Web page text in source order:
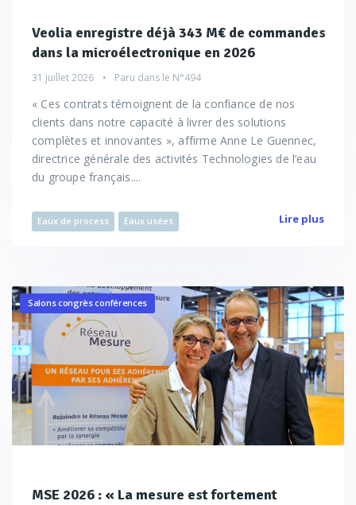
Veolia enregistre déjà 343 M€ de commandes
dans la microélectronique en 2026
31 juillet 2026 Paru dans le N°494
« Ces contrats témoignent de la confiance de nos
clients dans notre capacité à livrer des solutions
complètes et innovantes », affirme Anne Le Guennec,
directrice générale des activités Technologies de l’eau
du groupe français....
Eaux de process Eaux usées Lire plus
Salons congrès conférences
MSE 2026 : « La mesure est fortement